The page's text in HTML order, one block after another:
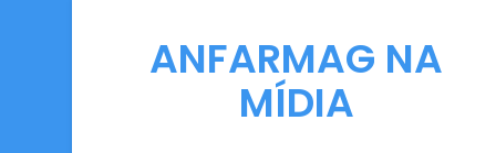
ANFARMAG NA
MÍDIA